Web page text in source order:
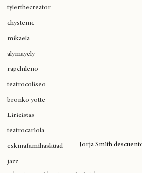
cultura cannábica
tylerthecreator
chystemc
mikaela
alymayely
rapchileno
teatrocoliseo
bronko yotte
Liricistas
teatrocariola
eskinafamiliaskuad